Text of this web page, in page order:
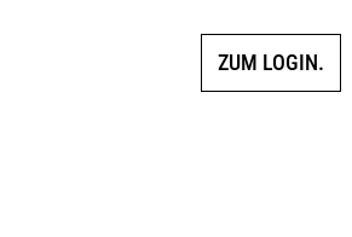
ZUM LOGIN.